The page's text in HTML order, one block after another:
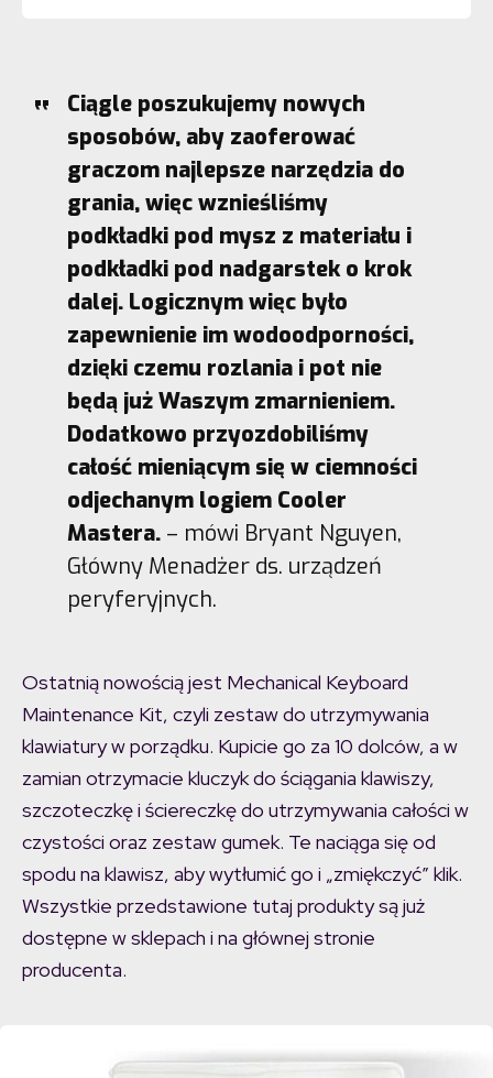
Ciągle poszukujemy nowych
sposobów, aby zaoferować
graczom najlepsze narzędzia do
grania, więc wznieśliśmy
podkładki pod mysz z materiału i
podkładki pod nadgarstek o krok
dalej. Logicznym więc było
zapewnienie im wodoodporności,
dzięki czemu rozlania i pot nie
będą już Waszym zmarnieniem.
Dodatkowo przyozdobiliśmy
całość mieniącym się w ciemności
odjechanym logiem Cooler
Mastera.– mówi Bryant Nguyen,
Główny Menadżer ds. urządzeń
peryferyjnych.
Ostatnią nowością jest Mechanical Keyboard
Maintenance Kit, czyli zestaw do utrzymywania
klawiatury w porządku. Kupicie go za 10 dolców, a w
zamian otrzymacie kluczyk do ściągania klawiszy,
szczoteczkę i ściereczkę do utrzymywania całości w
czystości oraz zestaw gumek. Te naciąga się od
spodu na klawisz, aby wytłumić go i „zmiękczyć” klik.
Wszystkie przedstawione tutaj produkty są już
dostępne w sklepach i na głównej stronie
producenta.